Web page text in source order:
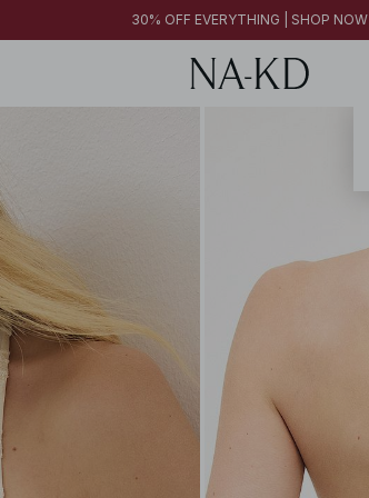
30% OFF EVERYTHING | SHOP NOW